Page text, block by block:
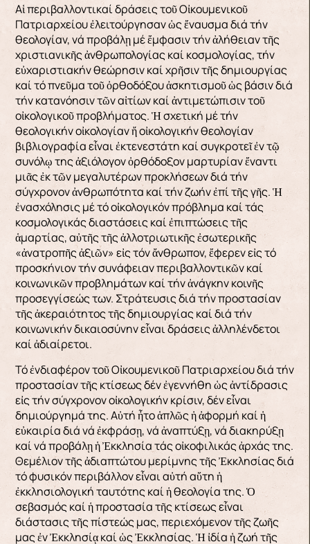
Αἱ περιβαλλοντικαί δράσεις τοῦ Οἰκουμενικοῦ
Πατριαρχείου ἐλειτούργησαν ὡς ἔναυσμα διά τήν
θεολογίαν, νά προβάλῃ μέ ἔμφασιν τήν ἀλήθειαν τῆς
χριστιανικῆς ἀνθρωπολογίας καί κοσμολογίας, τήν
εὐχαριστιακήν θεώρησιν καί χρῆσιν τῆς δημιουργίας
καί τό πνεῦμα τοῦ ὀρθοδόξου ἀσκητισμοῦ ὡς βάσιν διά
τήν κατανόησιν τῶν αἰτίων καί ἀντιμετώπισιν τοῦ
οἰκολογικοῦ προβλήματος. Ἡ σχετική μέ τήν
θεολογικήν οἰκολογίαν ἤ οἰκολογικήν θεολογίαν
βιβλιογραφία εἶναι ἐκτενεστάτη καί συγκροτεῖ ἐν τῷ
συνόλῳ της ἀξιόλογον ὀρθόδοξον μαρτυρίαν ἔναντι
μιᾶς ἐκ τῶν μεγαλυτέρων προκλήσεων διά τήν
σύγχρονον ἀνθρωπότητα καί τήν ζωήν ἐπί τῆς γῆς. Ἡ
ἐνασχόλησις μέ τό οἰκολογικόν πρόβλημα καί τάς
κοσμολογικάς διαστάσεις καί ἐπιπτώσεις τῆς
ἁμαρτίας, αὐτῆς τῆς ἀλλοτριωτικῆς ἐσωτερικῆς
«ἀνατροπῆς ἀξιῶν» εἰς τόν ἄνθρωπον, ἔφερεν εἰς τό
προσκήνιον τήν συνάφειαν περιβαλλοντικῶν καί
κοινωνικῶν προβλημάτων καί τήν ἀνάγκην κοινῆς
προσεγγίσεώς των. Στράτευσις διά τήν προστασίαν
τῆς ἀκεραιότητος τῆς δημιουργίας καί διά τήν
κοινωνικήν δικαιοσύνην εἶναι δράσεις ἀλληλένδετοι
καί ἀδιαίρετοι.
Τό ἐνδιαφέρον τοῦ Οἰκουμενικοῦ Πατριαρχείου διά τήν
προστασίαν τῆς κτίσεως δέν ἐγεννήθη ὡς ἀντίδρασις
εἰς τήν σύγχρονον οἰκολογικήν κρίσιν, δέν εἶναι
δημιούργημά της. Αὐτή ἦτο ἁπλῶς ἡ ἀφορμή καί ἡ
εὐκαιρία διά νά ἐκφράσῃ, νά ἀναπτύξῃ, νά διακηρύξῃ
καί νά προβάλῃ ἡ Ἐκκλησία τάς οἰκοφιλικάς ἀρχάς της.
Θεμέλιον τῆς ἀδιαπτώτου μερίμνης τῆς Ἐκκλησίας διά
τό φυσικόν περιβάλλον εἶναι αὐτή αὕτη ἡ
ἐκκλησιολογική ταυτότης καί ἡ θεολογία της. Ὁ
σεβασμός καί ἡ προστασία τῆς κτίσεως εἶναι
διάστασις τῆς πίστεώς μας, περιεχόμενον τῆς ζωῆς
μας ἐν Ἐκκλησίᾳ καί ὡς Ἐκκλησίας. Ἡ ἰδία ἡ ζωή τῆς